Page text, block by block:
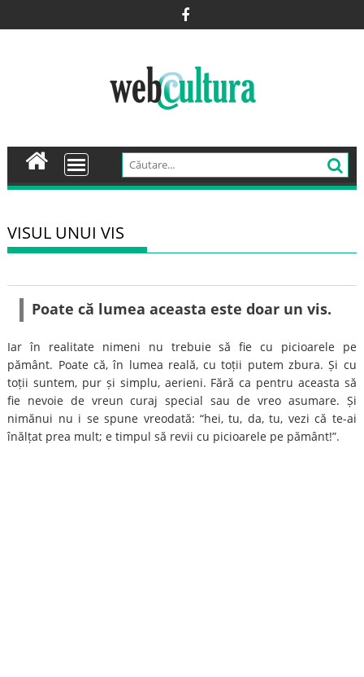
to
VISUL UNUI VIS
Poate că lumea aceasta este doar un vis.
Iar în realitate nimeni nu trebuie să fie cu picioarele pe
pământ. Poate că, în lumea reală, cu toții putem zbura. Și cu
toții suntem, pur și simplu, aerieni. Fără ca pentru aceasta să
fie nevoie de vreun curaj special sau de vreo asumare. Și
nimănui nu i se spune vreodată: “hei, tu, da, tu, vezi că te-ai
înălțat prea mult; e timpul să revii cu picioarele pe pământ!”.